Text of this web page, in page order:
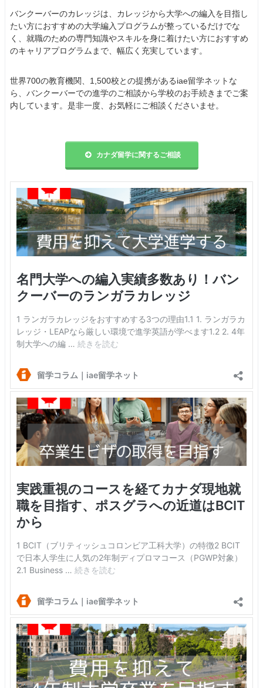
バンクーバーのカレッジは、カレッジから大学への編入を目指し
たい方におすすめの大学編入プログラムが整っているだけでな
く、就職のための専門知識やスキルを身に着けたい方におすすめ
のキャリアプログラムまで、幅広く充実しています。
世界700の教育機関、1,500校との提携があるiae留学ネットな
ら、バンクーバーでの進学のご相談から学校のお手続きまでご案
内しています。是非一度、お気軽にご相談くださいませ。
カナダ留学に関するご相談